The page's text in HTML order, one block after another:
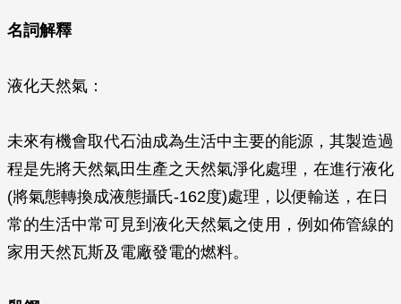
名詞解釋
液化天然氣：
未來有機會取代石油成為生活中主要的能源，其製造過
程是先將天然氣田生產之天然氣淨化處理，在進行液化
(將氣態轉換成液態攝氏-162度)處理，以便輸送，在日
常的生活中常可見到液化天然氣之使用，例如佈管線的
家用天然瓦斯及電廠發電的燃料。